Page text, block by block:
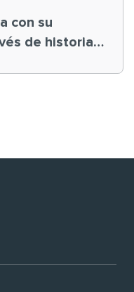
con su
de historias